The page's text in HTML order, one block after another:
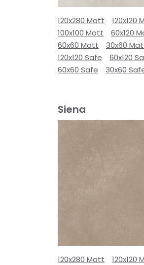
120x280 Matt
120x120
100x100 Matt
60x120
60x60 Matt
30x60
120x120 Safe
60x120
60x60 Safe
30x60
Siena
120x280 Matt
120x120